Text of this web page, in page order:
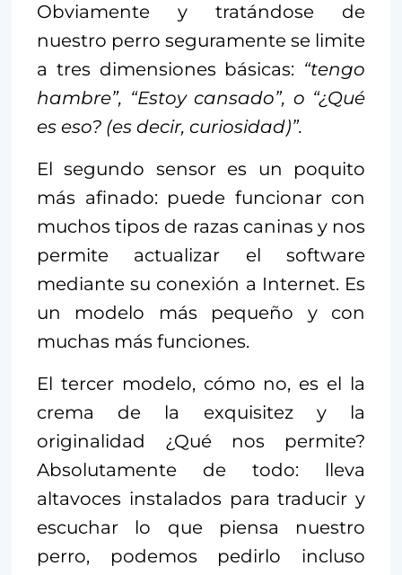
Obviamente y tratándose de
nuestro perro seguramente se limite
a tres dimensiones básicas: “tengo
hambre”, “Estoy cansado”, o “¿Qué
es eso? (es decir, curiosidad)”.
El segundo sensor es un poquito
más afinado: puede funcionar con
muchos tipos de razas caninas y nos
permite actualizar el software
mediante su conexión a Internet. Es
un modelo más pequeño y con
muchas más funciones.
El tercer modelo, cómo no, es el la
crema de la exquisitez y la
originalidad ¿Qué nos permite?
Absolutamente de todo: lleva
altavoces instalados para traducir y
escuchar lo que piensa nuestro
perro, podemos pedirlo incluso